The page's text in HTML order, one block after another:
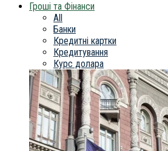
Гроші та Фінанси
All
Банки
Кредитні картки
Кредитування
Курс долара